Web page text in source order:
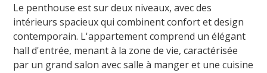
Le penthouse est sur deux niveaux, avec des
intérieurs spacieux qui combinent confort et design
contemporain. L'appartement comprend un élégant
hall d'entrée, menant à la zone de vie, caractérisée
par un grand salon avec salle à manger et une cuisine